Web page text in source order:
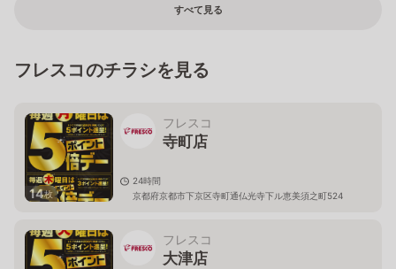
すべて見る
フレスコのチラシを見る
14枚
フレスコ
寺町店
24時間
京都府京都市下京区寺町通仏光寺下ル恵美須之町524
フレスコ
大津店